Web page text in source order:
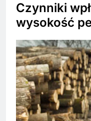
Czynniki
wysokość